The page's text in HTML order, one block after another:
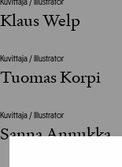
Kuvittaja / Illustrator
Klaus Welp
Kuvittaja / Illustrator
Tuomas Korpi
Kuvittaja / Illustrator
Sanna Annukka